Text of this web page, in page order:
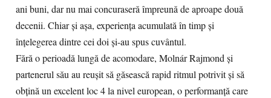
ani buni, dar nu mai concuraseră împreună de aproape două
decenii. Chiar și așa, experiența acumulată în timp și
înțelegerea dintre cei doi și-au spus cuvântul.
Fără o perioadă lungă de acomodare, Molnár Rajmond și
partenerul său au reușit să găsească rapid ritmul potrivit și să
obțină un excelent loc 4 la nivel european, o performanță care